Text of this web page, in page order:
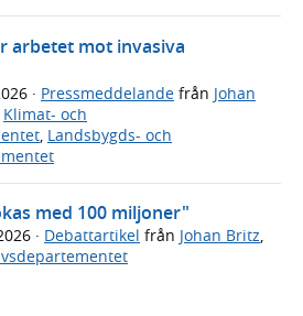
arbetet mot invasiva
· Pressmeddelande från Johan
Klimat- och
Landsbygds- och
med 100 miljoner"
· Debattartikel från Johan Britz,